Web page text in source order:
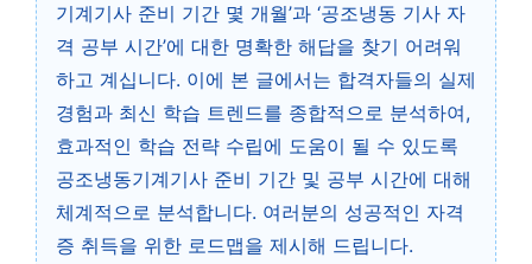
기계기사 준비 기간 몇 개월’과 ‘공조냉동 기사 자
격 공부 시간’에 대한 명확한 해답을 찾기 어려워
하고 계십니다. 이에 본 글에서는 합격자들의 실제
경험과 최신 학습 트렌드를 종합적으로 분석하여,
효과적인 학습 전략 수립에 도움이 될 수 있도록
공조냉동기계기사 준비 기간 및 공부 시간에 대해
체계적으로 분석합니다. 여러분의 성공적인 자격
증 취득을 위한 로드맵을 제시해 드립니다.